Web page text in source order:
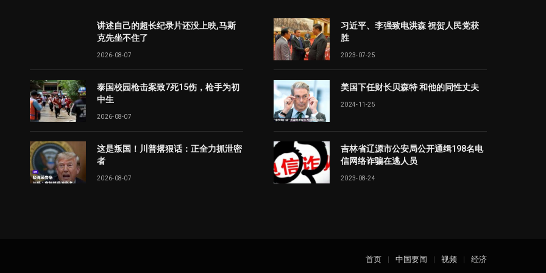
讲述自己的超长纪录片还没上映,马斯
克先坐不住了
2026-08-07
泰国校园枪击案致7死15伤，枪手为初
中生
2026-08-07
这是叛国！川普撂狠话：正全力抓泄密
者
2026-08-07
习近平、李强致电洪森 祝贺人民党获
胜
2023-07-25
美国下任财长贝森特 和他的同性丈夫
2024-11-25
吉林省辽源市公安局公开通缉198名电
信网络诈骗在逃人员
2023-08-24
首页 中国要闻 视频 经济